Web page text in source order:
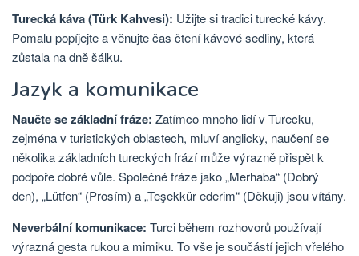
Turecká káva (Türk Kahvesi): Užijte si tradici turecké kávy.
Pomalu popíjejte a věnujte čas čtení kávové sedliny, která
zůstala na dně šálku.
Jazyk a komunikace
Naučte se základní fráze: Zatímco mnoho lidí v Turecku,
zejména v turistických oblastech, mluví anglicky, naučení se
několika základních tureckých frází může výrazně přispět k
podpoře dobré vůle. Společné fráze jako „Merhaba“ (Dobrý
den), „Lütfen“ (Prosím) a „Teşekkür ederim“ (Děkuji) jsou vítány.
Neverbální komunikace: Turci během rozhovorů používají
výrazná gesta rukou a mimiku. To vše je součástí jejich vřelého